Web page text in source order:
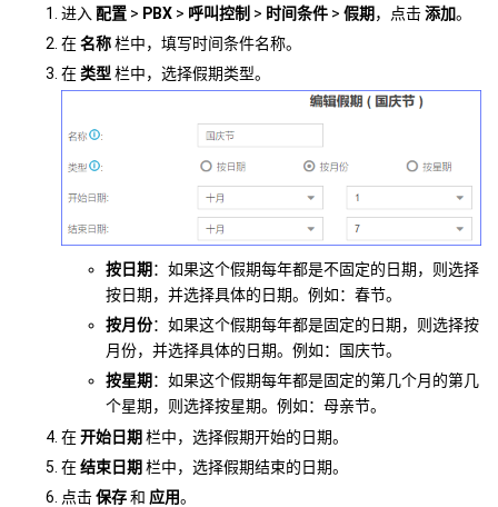
进入 配置 > PBX > 呼叫控制 > 时间条件 > 假期 ，点击添加。
在名称栏中，填写时间条件名称。
在类型栏中，选择假期类型。
按日期 ：如果这个假期每年都是不固定的日期，则选择
按日期，并选择具体的日期。例如：春节。
按月份：如果这个假期每年都是固定的日期，则选择按
月份，并选择具体的日期。例如：国庆节。
按星期 ：如果这个假期每年都是固定的第几个月的第几
个星期，则选择按星期。例如：母亲节。
在开始日期栏中，选择假期开始的日期。
在结束日期 栏中，选择假期结束的日期。
点击保存和 应用。